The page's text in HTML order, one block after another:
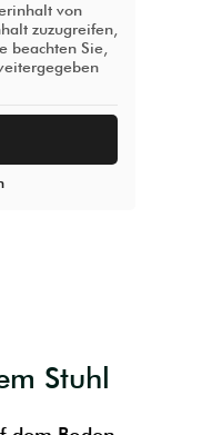
von
zuzugreifen,
beachten Sie,
Stuhl